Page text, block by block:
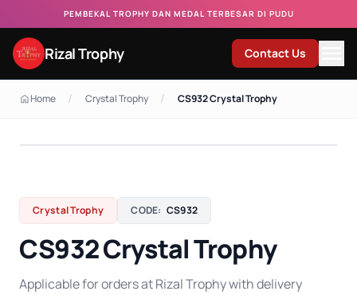
PEMBEKAL TROPHY DAN MEDAL TERBESAR DI PUDU
Rizal Trophy Contact Us
Home / Crystal Trophy / CS932 Crystal Trophy
Crystal Trophy CODE: CS932
CS932 Crystal Trophy
Applicable for orders at Rizal Trophy with delivery